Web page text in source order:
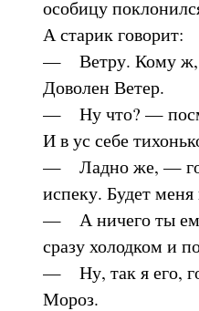
особицу
А старик говорит:
— Ветру. Кому ж,
Доволен Ветер.
— Ну что? —
И в ус себе
— Ладно же, —
испеку. Будет
— А ничего ты
сразу холодком и
— Ну, так я его,
Мороз.